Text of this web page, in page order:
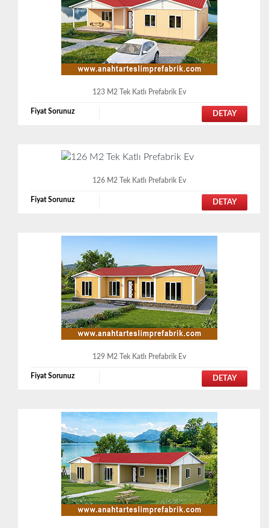
123 M2 Tek Katlı Prefabrik Ev
Fiyat Sorunuz DETAY
126 M2 Tek Katlı Prefabrik Ev
Fiyat Sorunuz DETAY
129 M2 Tek Katlı Prefabrik Ev
Fiyat Sorunuz DETAY